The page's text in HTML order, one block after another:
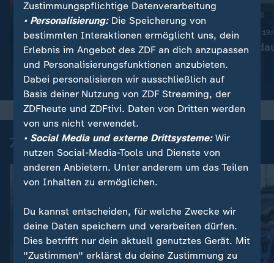
Nachrichten | heute 19:00 Uhr
Diskussion um bessere
Drohnenabwehr
Video1:53
Nachrichten | heute
Ermittlungen
Video1:37
Zuletzt auf ZDFheute veröffentlicht
Zustimmungspflichtige Datenverarbeitung
• Personalisierung:Die Speicherung von
bestimmten Interaktionen ermöglicht uns, dein
Erlebnis im Angebot des ZDF an dich anzupassen
und Personalisierungsfunktionen anzubieten.
Dabei personalisieren wir ausschließlich auf
Basis deiner Nutzung von ZDF Streaming, der
ZDFheute und ZDFtivi. Daten von Dritten werden
von uns nicht verwendet.
• Social Media und externe Drittsysteme:Wir
nutzen Social-Media-Tools und Dienste von
anderen Anbietern. Unter anderem um das Teilen
von Inhalten zu ermöglichen.
Du kannst entscheiden, für welche Zwecke wir
deine Daten speichern und verarbeiten dürfen.
Dies betrifft nur dein aktuell genutztes Gerät. Mit
"Zustimmen" erklärst du deine Zustimmung zu